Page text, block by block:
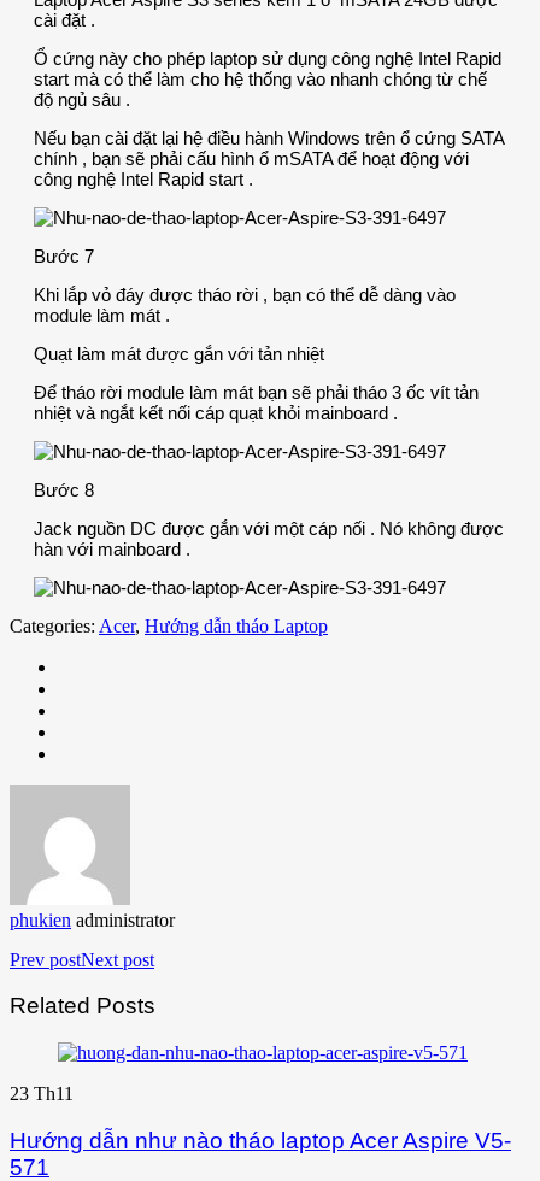
cài đặt .
Ổ cứng này cho phép laptop sử dụng công nghệ Intel Rapid
start mà có thể làm cho hệ thống vào nhanh chóng từ chế
độ ngủ sâu .
Nếu bạn cài đặt lại hệ điều hành Windows trên ổ cứng SATA
chính , bạn sẽ phải cấu hình ổ mSATA để hoạt động với
công nghệ Intel Rapid start .
Bước 7
Khi lắp vỏ đáy được tháo rời , bạn có thể dễ dàng vào
module làm mát .
Quạt làm mát được gắn với tản nhiệt
Để tháo rời module làm mát bạn sẽ phải tháo 3 ốc vít tản
nhiệt và ngắt kết nối cáp quạt khỏi mainboard .
Bước 8
Jack nguồn DC được gắn với một cáp nối . Nó không được
hàn với mainboard .
Categories: Acer, Hướng dẫn tháo Laptop
phukien administrator
Prev postNext post
Related Posts
23 Th11
Hướng dẫn như nào tháo laptop Acer Aspire V5-
571